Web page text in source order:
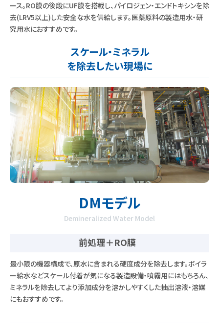
ース。RO膜の後段にUF膜を搭載し、パイロジェン・エンドトキシンを除
去(LRV5以上)した安全な水を供給します。医薬原料の製造用水・研
究用水におすすめです。
スケール・ミネラル
を除去したい現場に
DMモデル
Demineralized Water Model
前処理＋RO膜
最小限の機器構成で、原水に含まれる硬度成分を除去します。ボイラ
ー給水などスケール付着が気になる製造設備・噴霧用にはもちろん、
ミネラルを除去してより添加成分を溶かしやすくした抽出溶液・溶媒
にもおすすめです。